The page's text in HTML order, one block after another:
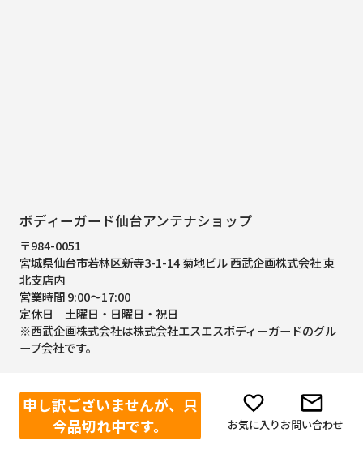
申し訳ございませんが、只
今品切れ中です。
お気に入りお問い合わせ
ボディーガード仙台アンテナショップ
〒984-0051
宮城県仙台市若林区新寺3-1-14 菊地ビル 西武企画株式会社 東
北支店内
営業時間 9:00～17:00
定休日 土曜日・日曜日・祝日
※西武企画株式会社は株式会社エスエスボディーガードのグル
ープ会社です。